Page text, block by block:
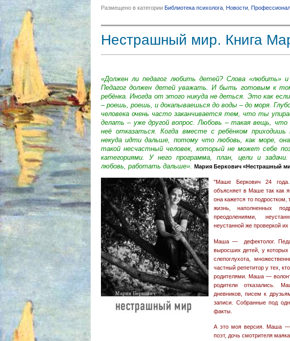
Размещено в категории Библиотека психолога Новости
Нестрашный мир. Книга
«Должен ли педагог любить детей? Слова «любить»
Педагог должен детей уважать. И быть готовым к
ребёнка. Иногда от этого никуда не деться. Это как
– роешь, роешь, и докапываешься до воды – до моря.
человека очень часто заканчивается тем, что ты
делать – уже другой вопрос. Любовь – такая вещь, что
неё отказаться. Когда вместе с ребёнком
некуда идти дальше, потому что любовь, как море,
такой несчастный человек, который не может себе
категориями. У него программа, план, цели и
любовь, работать дальше».
Мария Беркович «Нестрашный
"Маше Беркович 24
объясняет в Маше так как
она кажется то
жизнь, наполненных
преодолениями,
неустанной же проверкой их
Маша — дефектолог.
выросших детей, у
слепоглухота,
частный репетитор у тех,
родителями. Маша —
родители отказались.
дневников, писем к
записи. Собранные под
факты.
А это моя версия.Маша —
поэт, дочь смотрителя